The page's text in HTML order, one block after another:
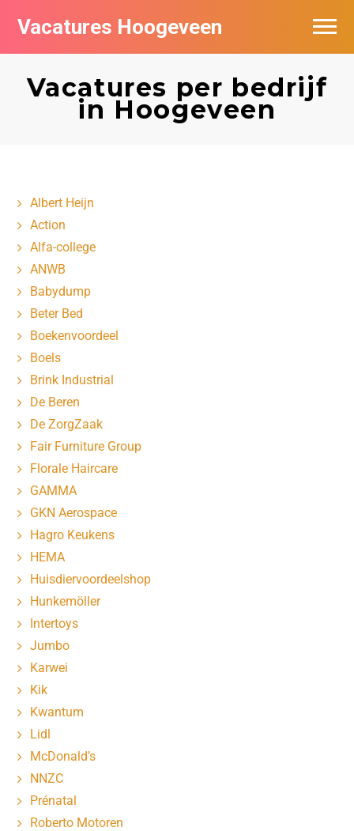
Vacatures Hoogeveen
Vacatures per bedrijf
in Hoogeveen
Albert Heijn
Action
Alfa-college
ANWB
Babydump
Beter Bed
Boekenvoordeel
Boels
Brink Industrial
De Beren
De ZorgZaak
Fair Furniture Group
Florale Haircare
GAMMA
GKN Aerospace
Hagro Keukens
HEMA
Huisdiervoordeelshop
Hunkemöller
Intertoys
Jumbo
Karwei
Kik
Kwantum
Lidl
McDonald’s
NNZC
Prénatal
Roberto Motoren
Vacatures per bedrijf
De populairste vacatures in Hoogeveen